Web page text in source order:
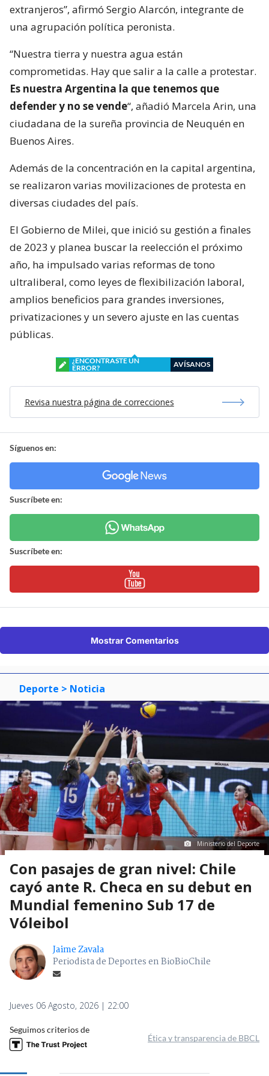
extranjeros”, afirmó Sergio Alarcón, integrante de
una agrupación política peronista.
“Nuestra tierra y nuestra agua están
comprometidas. Hay que salir a la calle a protestar.
Es nuestra Argentina la que tenemos que
defender y no se vende“, añadió Marcela Arin, una
ciudadana de la sureña provincia de Neuquén en
Buenos Aires.
Además de la concentración en la capital argentina,
se realizaron varias movilizaciones de protesta en
diversas ciudades del país.
El Gobierno de Milei, que inició su gestión a finales
de 2023 y planea buscar la reelección el próximo
año, ha impulsado varias reformas de tono
ultraliberal, como leyes de flexibilización laboral,
amplios beneficios para grandes inversiones,
privatizaciones y un severo ajuste en las cuentas
públicas.
¿ENCONTRASTE UN
ERROR?
AVÍSANOS
Revisa nuestra página de correcciones
Síguenos en:
Suscríbete en:
Suscríbete en:
Mostrar Comentarios
Deporte > Noticia
Ministerio del Deporte
Con pasajes de gran nivel: Chile
cayó ante R. Checa en su debut en
Mundial femenino Sub 17 de
Vóleibol
Jaime Zavala
Periodista de Deportes en BioBioChile
Jueves 06 Agosto, 2026 | 22:00
Seguimos criterios de
Ética y transparencia de BBCL